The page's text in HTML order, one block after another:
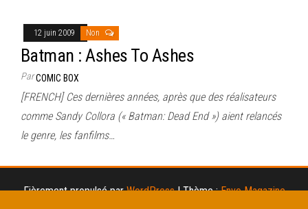
12 juin 2009 Non
Batman : Ashes To Ashes
ParCOMIC BOX
[FRENCH] Ces dernières années, après que des réalisateurs
comme Sandy Collora (« Batman: Dead End ») aient relancés
le genre, les fanfilms…
Fièrement propulsé parWordPress |Thème :Envo Magazine